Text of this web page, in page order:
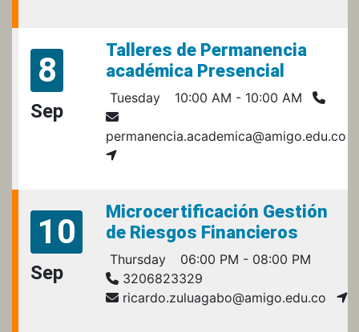
8
Sep
Talleres de Permanencia
académica Presencial
Tuesday 10:00 AM - 10:00 AM
permanencia.academica@amigo.edu.co
10
Sep
Microcertificación Gestión
de Riesgos Financieros
Thursday
06:00 PM - 08:00 PM
3206823329
ricardo.zuluagabo@amigo.edu.co